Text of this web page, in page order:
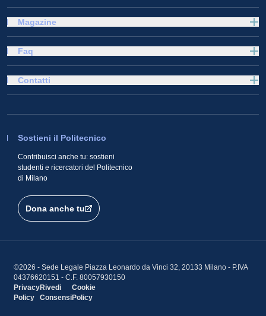
Magazine
Faq
Sostieni il Politecnico
Contribuisci anche tu: sostieni
studenti e ricercatori del Politecnico
di Milano
Dona anche tu
Contatti
©2026 - Sede Legale Piazza Leonardo da Vinci 32, 20133 Milano - P.IVA
04376620151 - C.F. 80057930150
Privacy
Policy
Rivedi
Consensi
Cookie
Policy